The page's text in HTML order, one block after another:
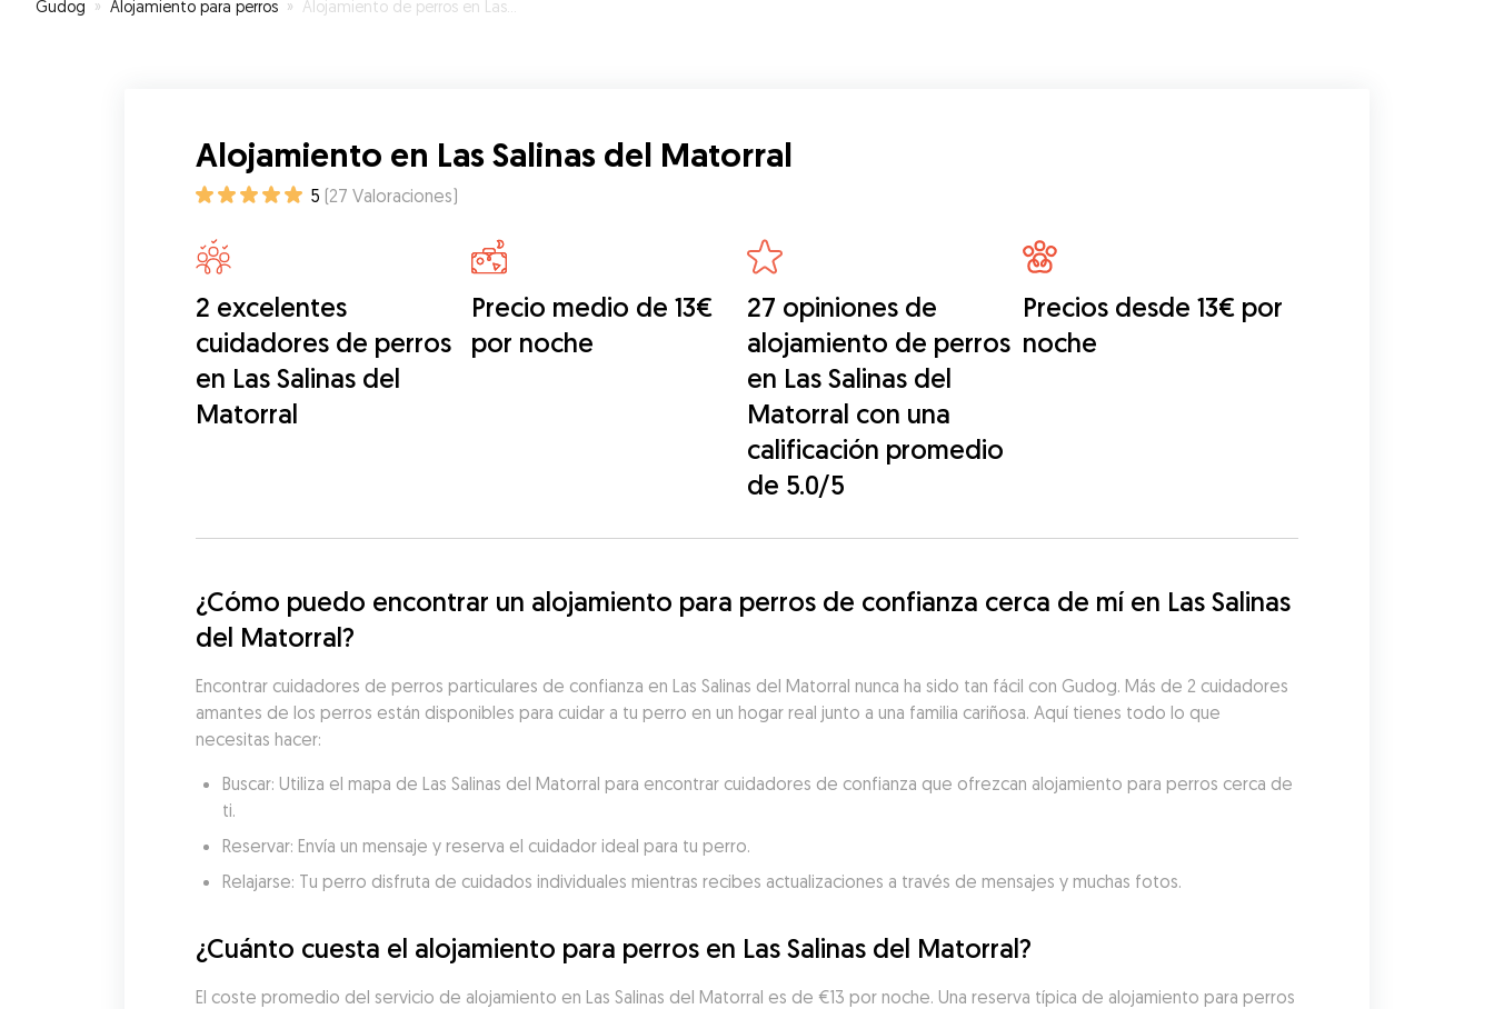
Gudog » Alojamiento para perros » Alojamiento de perros en Las Salinas del Matorral
Alojamiento en Las Salinas del Matorral
5 (27 Valoraciones)
2 excelentes
cuidadores de perros
en Las Salinas del
Matorral
Precio medio de 13€
por noche
27 opiniones de
alojamiento de perros
en Las Salinas del
Matorral con una
calificación promedio
de 5.0/5
Precios desde 13€ por
noche
¿Cómo puedo encontrar un alojamiento para perros de confianza cerca de mí en Las Salinas
del Matorral?
Encontrar cuidadores de perros particulares de confianza en Las Salinas del Matorral nunca ha sido tan fácil con Gudog. Más de 2 cuidadores
amantes de los perros están disponibles para cuidar a tu perro en un hogar real junto a una familia cariñosa. Aquí tienes todo lo que
necesitas hacer:
Buscar: Utiliza el mapa de Las Salinas del Matorral para encontrar cuidadores de confianza que ofrezcan alojamiento para perros cerca de
ti.
Reservar: Envía un mensaje y reserva el cuidador ideal para tu perro.
Relajarse: Tu perro disfruta de cuidados individuales mientras recibes actualizaciones a través de mensajes y muchas fotos.
¿Cuánto cuesta el alojamiento para perros en Las Salinas del Matorral?
El coste promedio del servicio de alojamiento en Las Salinas del Matorral es de €13 por noche. Una reserva típica de alojamiento para perros